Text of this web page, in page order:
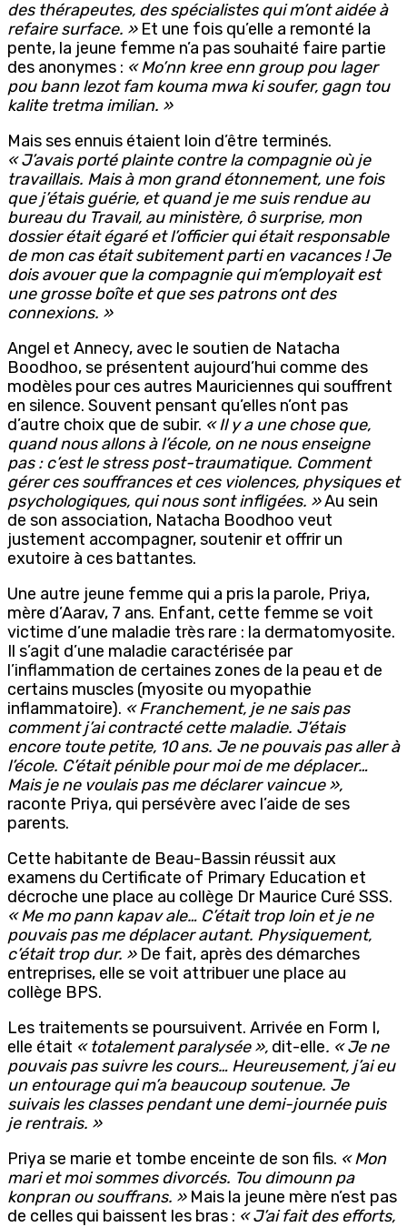
des thérapeutes, des spécialistes qui m’ont aidée à
refaire surface. »Et une fois qu’elle a remonté la
pente, la jeune femme n’a pas souhaité faire partie
des anonymes : « Mo’nn kree enn group pou lager
pou bann lezot fam kouma mwa ki soufer, gagn tou
kalite tretma imilian. »
Mais ses ennuis étaient loin d’être terminés.
« J’avais porté plainte contre la compagnie où je
travaillais. Mais à mon grand étonnement, une fois
que j’étais guérie, et quand je me suis rendue au
bureau du Travail, au ministère, ô surprise, mon
dossier était égaré et l’officier qui était responsable
de mon cas était subitement parti en vacances ! Je
dois avouer que la compagnie qui m’employait est
une grosse boîte et que ses patrons ont des
connexions. »
Angel et Annecy, avec le soutien de Natacha
Boodhoo, se présentent aujourd’hui comme des
modèles pour ces autres Mauriciennes qui souffrent
en silence. Souvent pensant qu’elles n’ont pas
d’autre choix que de subir. « Il y a une chose que,
quand nous allons à l’école, on ne nous enseigne
pas : c’est le stress post-traumatique. Comment
gérer ces souffrances et ces violences, physiques et
psychologiques, qui nous sont infligées. »Au sein
de son association, Natacha Boodhoo veut
justement accompagner, soutenir et offrir un
exutoire à ces battantes.
Une autre jeune femme qui a pris la parole, Priya,
mère d’Aarav, 7 ans. Enfant, cette femme se voit
victime d’une maladie très rare : la dermatomyosite.
Il s’agit d’une maladie caractérisée par
l’inflammation de certaines zones de la peau et de
certains muscles (myosite ou myopathie
inflammatoire). « Franchement, je ne sais pas
comment j’ai contracté cette maladie. J’étais
encore toute petite, 10 ans. Je ne pouvais pas aller à
l’école. C’était pénible pour moi de me déplacer…
Mais je ne voulais pas me déclarer vaincue »,
raconte Priya, qui persévère avec l’aide de ses
parents.
Cette habitante de Beau-Bassin réussit aux
examens du Certificate of Primary Education et
décroche une place au collège Dr Maurice Curé SSS.
« Me mo pann kapav ale… C’était trop loin et je ne
pouvais pas me déplacer autant. Physiquement,
c’était trop dur. »De fait, après des démarches
entreprises, elle se voit attribuer une place au
collège BPS.
Les traitements se poursuivent. Arrivée en Form I,
elle était « totalement paralysée », dit-elle. « Je ne
pouvais pas suivre les cours… Heureusement, j’ai eu
un entourage qui m’a beaucoup soutenue. Je
suivais les classes pendant une demi-journée puis
je rentrais. »
Priya se marie et tombe enceinte de son fils. « Mon
mari et moi sommes divorcés. Tou dimounn pa
konpran ou souffrans. » Mais la jeune mère n’est pas
de celles qui baissent les bras : « J’ai fait des efforts,